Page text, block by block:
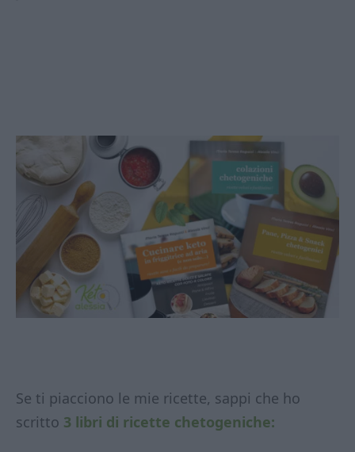
Se ti piacciono le mie ricette, sappi che ho
scritto 3 libri di ricette chetogeniche: